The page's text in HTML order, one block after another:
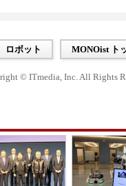
ロボット MONOist ト
© ITmedia, Inc. All Rights